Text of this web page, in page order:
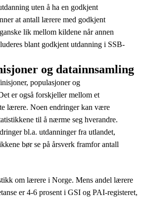
uten å ha en godkjent
at antall lærere med godkjent
lik mellom kildene når annen
blant godkjent utdanning i SSB-
og datainnsamling
populasjoner og
er også forskjeller mellom et
lærere. Noen endringer kan være
til å nærme seg hverandre.
bl.a. utdanninger fra utlandet,
bør se på årsverk framfor antall
om lærere i Norge. Mens andel lærere
er 4-6 prosent i GSI og PAI-registeret,